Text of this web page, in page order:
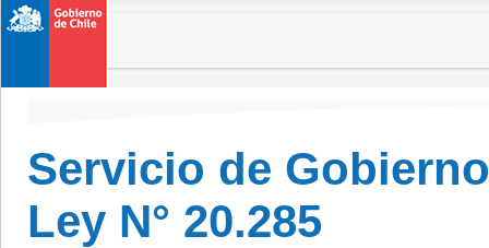
Servicio de
Ley N° 20.285